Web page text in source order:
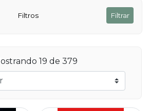
Filtros Filtrar
19 de 379